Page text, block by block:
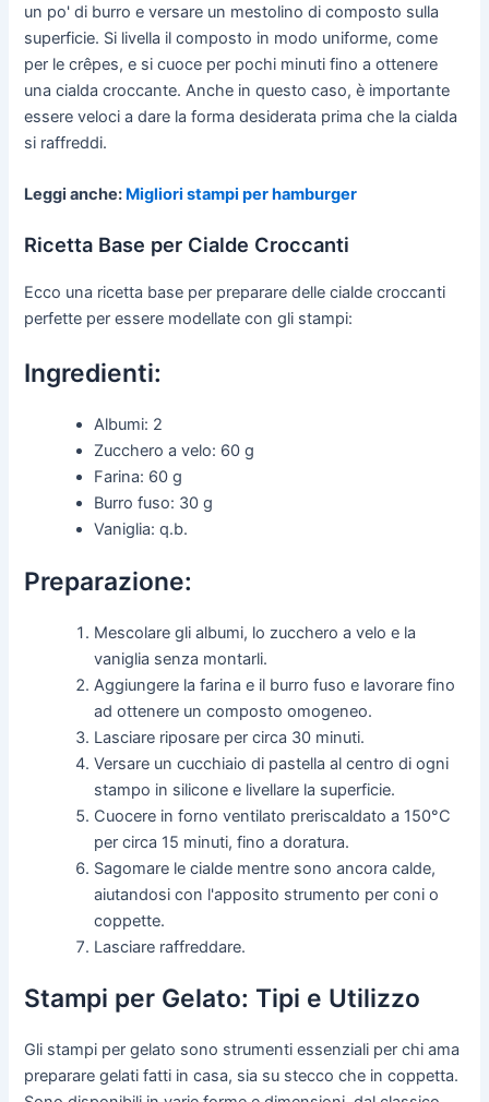
un po' di burro e versare un mestolino di composto sulla
superficie. Si livella il composto in modo uniforme, come
per le crêpes, e si cuoce per pochi minuti fino a ottenere
una cialda croccante. Anche in questo caso, è importante
essere veloci a dare la forma desiderata prima che la cialda
si raffreddi.
Leggi anche: Migliori stampi per hamburger
Ricetta Base per Cialde Croccanti
Ecco una ricetta base per preparare delle cialde croccanti
perfette per essere modellate con gli stampi:
Ingredienti:
Albumi: 2
Zucchero a velo: 60 g
Farina: 60 g
Burro fuso: 30 g
Vaniglia: q.b.
Preparazione:
Mescolare gli albumi, lo zucchero a velo e la
vaniglia senza montarli.
Aggiungere la farina e il burro fuso e lavorare fino
ad ottenere un composto omogeneo.
Lasciare riposare per circa 30 minuti.
Versare un cucchiaio di pastella al centro di ogni
stampo in silicone e livellare la superficie.
Cuocere in forno ventilato preriscaldato a 150°C
per circa 15 minuti, fino a doratura.
Sagomare le cialde mentre sono ancora calde,
aiutandosi con l'apposito strumento per coni o
coppette.
Lasciare raffreddare.
Stampi per Gelato: Tipi e Utilizzo
Gli stampi per gelato sono strumenti essenziali per chi ama
preparare gelati fatti in casa, sia su stecco che in coppetta.